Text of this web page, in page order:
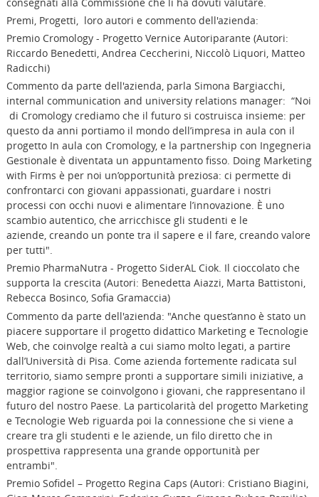
Premi, Progetti, loro autori e commento dell'azienda:
Premio Cromology - Progetto Vernice Autoriparante (Autori:
Riccardo Benedetti, Andrea Ceccherini, Niccolò Liquori, Matteo
Radicchi)
Commento da parte dell'azienda, parla Simona Bargiacchi,
internal communication and university relations manager: “Noi
di Cromology crediamo che il futuro si costruisca insieme: per
questo da anni portiamo il mondo dell’impresa in aula con il
progetto In aula con Cromology, e la partnership con Ingegneria
Gestionale è diventata un appuntamento fisso. Doing Marketing
with Firms è per noi un’opportunità preziosa: ci permette di
confrontarci con giovani appassionati, guardare i nostri
processi con occhi nuovi e alimentare l’innovazione. È uno
scambio autentico, che arricchisce gli studenti e le
aziende, creando un ponte tra il sapere e il fare, creando valore
per tutti".
Premio PharmaNutra - Progetto SiderAL Ciok. Il cioccolato che
supporta la crescita (Autori: Benedetta Aiazzi, Marta Battistoni,
Rebecca Bosinco, Sofia Gramaccia)
Commento da parte dell'azienda: "Anche quest’anno è stato un
piacere supportare il progetto didattico Marketing e Tecnologie
Web, che coinvolge realtà a cui siamo molto legati, a partire
dall’Università di Pisa. Come azienda fortemente radicata sul
territorio, siamo sempre pronti a supportare simili iniziative, a
maggior ragione se coinvolgono i giovani, che rappresentano il
futuro del nostro Paese. La particolarità del progetto Marketing
e Tecnologie Web riguarda poi la connessione che si viene a
creare tra gli studenti e le aziende, un filo diretto che in
prospettiva rappresenta una grande opportunità per
entrambi".
Premio Sofidel – Progetto Regina Caps (Autori: Cristiano Biagini,